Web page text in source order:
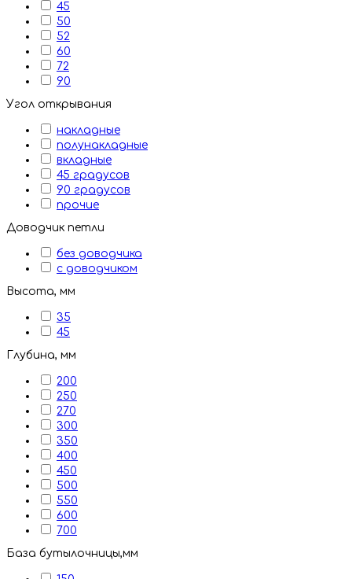
45
50
52
60
72
90
Угол открывания
накладные
полунакладные
вкладные
45 градусов
90 градусов
прочие
Доводчик петли
без доводчика
с доводчиком
Высота, мм
35
45
Глубина, мм
200
250
270
300
350
400
450
500
550
600
700
База бутылочницы,мм